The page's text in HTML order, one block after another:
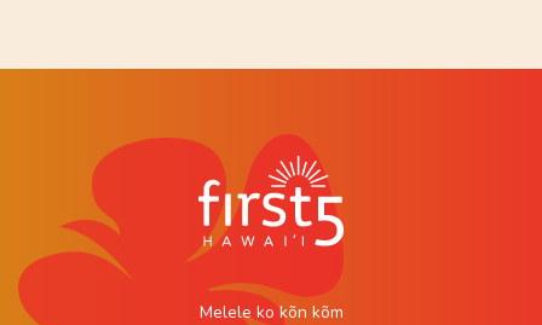
Melele ko kõn kõm